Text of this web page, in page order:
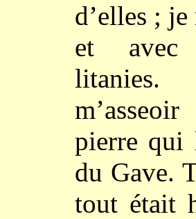
d’elles ;
et avec
pierre qui
du Gave.
tout était